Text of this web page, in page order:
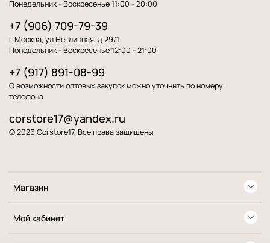
Магазин
Мой кабинет
Понедельник - Воскресенье 11:00 - 20:00
+7 (906) 709-79-39
г.Москва, ул.Неглинная, д.29/1
Понедельник - Воскресенье 12:00 - 21:00
+7 (917) 891-08-99
О возможности оптовых закупок можно уточнить по номеру
телефона
corstore17@yandex.ru
© 2026 Corstore17, Все права защищены